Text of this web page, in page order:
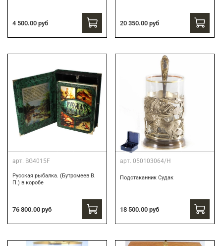
4 500.00 руб 20 350.00 руб
арт. BG4015F
Русская рыбалка. (Бутромеев В.
П.) в коробе
76 800.00 руб
арт. 050103064/Н
Подстаканник Судак
18 500.00 руб